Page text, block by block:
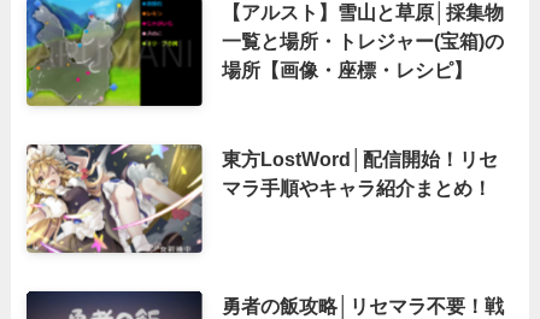
【アルスト】雪山と草原│採集物
一覧と場所・トレジャー(宝箱)の
場所【画像・座標・レシピ】
東方LostWord│配信開始！リセ
マラ手順やキャラ紹介まとめ！
勇者の飯攻略│リセマラ不要！戦